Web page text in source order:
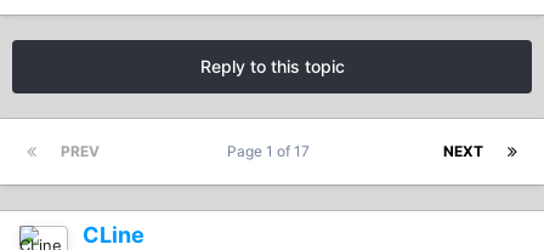
Reply to this topic
PREV NEXT
Page 1 of 17
CLine